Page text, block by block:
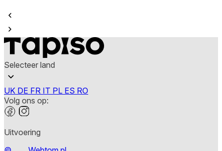
Selecteer land
UK DE FR IT PL ES RO
Volg ons op:
Uitvoering